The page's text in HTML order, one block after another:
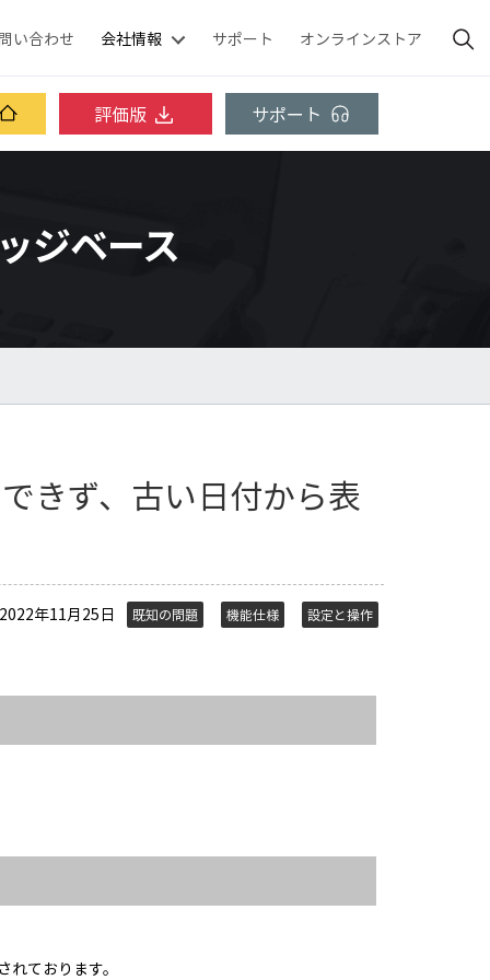
い合わせ 会社情報 サポート オンラインストア
評価版 サポート
ジベース
きず、古い日付から表
年11月25日 既知の問題 機能仕様 設定と操作
ております。